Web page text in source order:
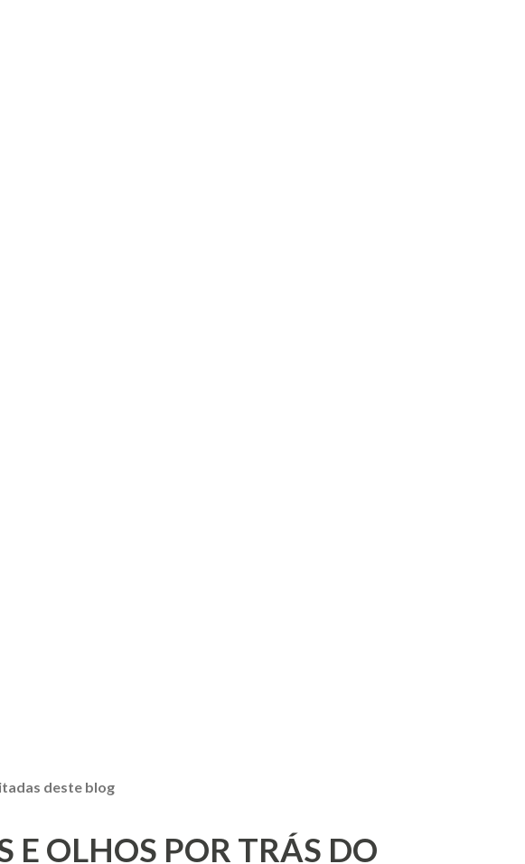
deste blog
E OLHOS POR TRÁS DO